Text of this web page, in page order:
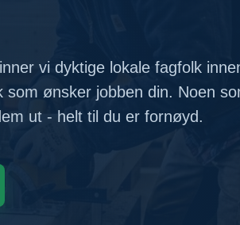
vi dyktige lokale fagfolk
ønsker jobben din. Noen
ut - helt til du er fornøyd.